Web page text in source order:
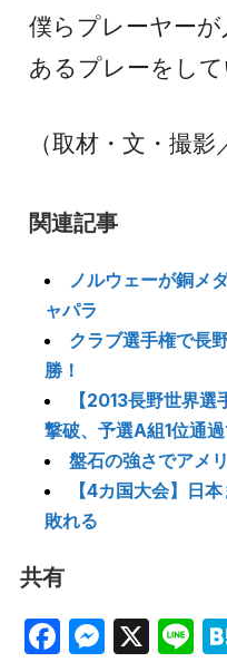
僕らプレーヤー
あるプレーをして
（取材・文・撮影
関連記事
ノルウェーが銅メ
ャパラ
クラブ選手権で長
勝！
【2013長野世界
撃破、予選A組1位通
盤石の強さでアメ
【4カ国大会】日
敗れる
共有
Facebook
X